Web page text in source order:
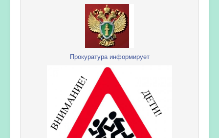
Прокуратура информирует